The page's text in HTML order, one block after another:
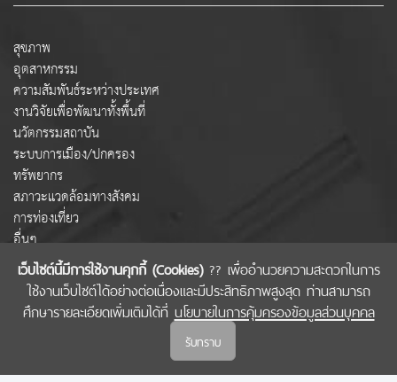
เว็บไซต์นี้มีการใช้งานคุกกี้ (Cookies)?? เพื่ออำนวยความสะดวกในการ
ใช้งานเว็บไซต์ได้อย่างต่อเนื่องและมีประสิทธิภาพสูงสุด ท่านสามารถ
ศึกษารายละเอียดเพิ่มเติมได้ที่ นโยบายในการคุ้มครองข้อมูลส่วนบุคคล
รับทราบ
สุขภาพ
อุตสาหกรรม
ความสัมพันธ์ระหว่างประเทศ
งานวิจัยเพื่อพัฒนาทั้งพื้นที่
นวัตกรรมสถาบัน
ระบบการเมือง/ปกครอง
ทรัพยากร
สภาวะแวดล้อมทางสังคม
การท่องเที่ยว
อื่นๆ
COPYRIGHT © 2022 สำนักงานคณะกรรมการส่งเสริมวิทยาศาสตร์ วิจัยและนวัตกรรม
(สกสว.)
นโยบายในการคุ้มครองข้อมูลส่วนบุคคล